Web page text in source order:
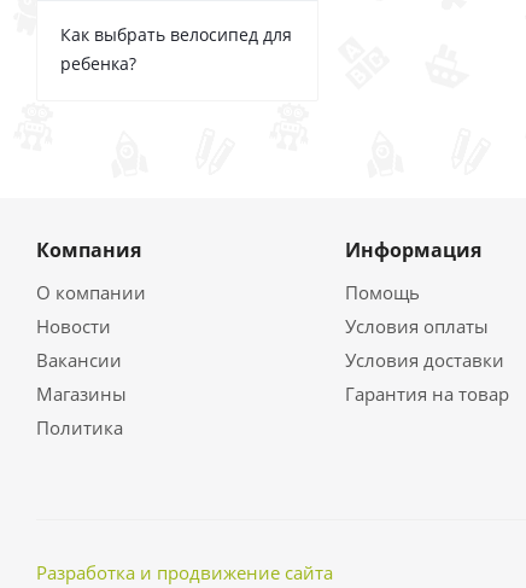
Как выбрать велосипед для
ребенка?
Компания
О компании
Новости
Вакансии
Магазины
Политика
Информация
Помощь
Условия оплаты
Условия доставки
Гарантия на товар
Разработка и продвижение сайта